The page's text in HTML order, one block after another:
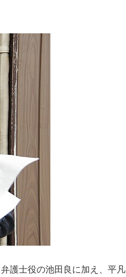
護士役の池田良に加え、平凡